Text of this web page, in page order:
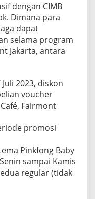
dengan CIMB
Dimana para
dapat
selama program
Jakarta, antara
2023, diskon
voucher
Fairmont
promosi
Pinkfong Baby
sampai Kamis
regular (tidak